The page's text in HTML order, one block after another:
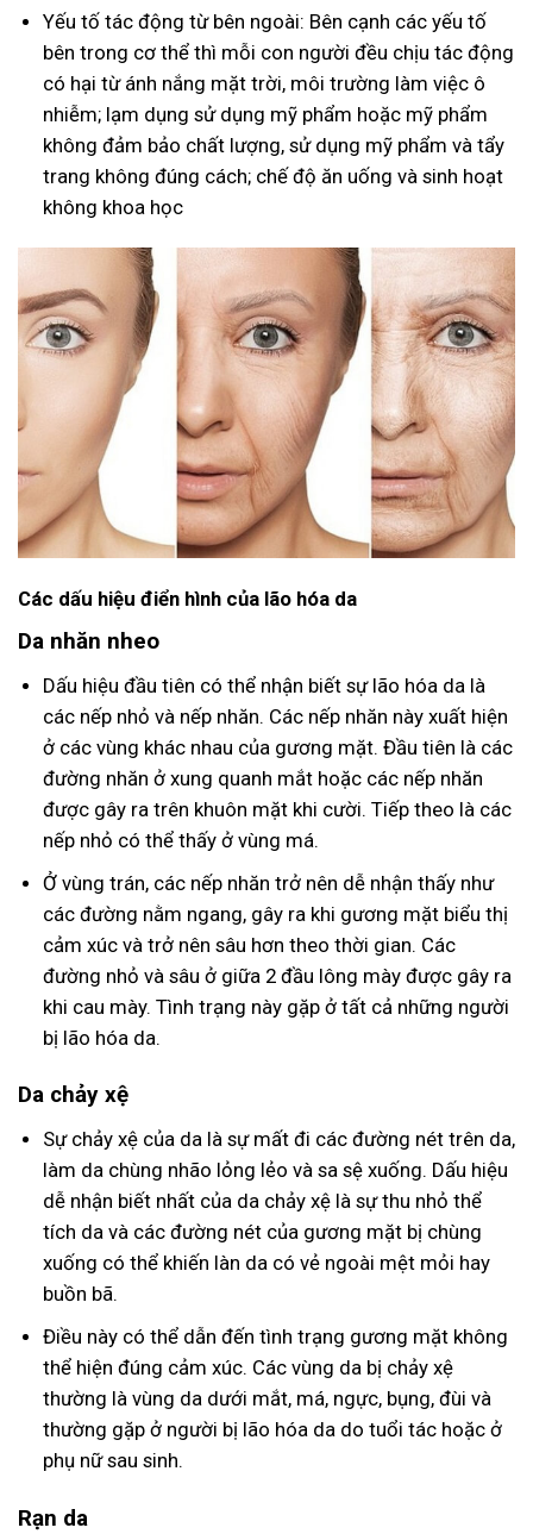
Yếu tố tác động từ bên ngoài: Bên cạnh các yếu tố
bên trong cơ thể thì mỗi con người đều chịu tác động
có hại từ ánh nắng mặt trời, môi trường làm việc ô
nhiễm; lạm dụng sử dụng mỹ phẩm hoặc mỹ phẩm
không đảm bảo chất lượng, sử dụng mỹ phẩm và tẩy
trang không đúng cách; chế độ ăn uống và sinh hoạt
không khoa học
Các dấu hiệu điển hình của lão hóa da
Da nhăn nheo
Dấu hiệu đầu tiên có thể nhận biết sự lão hóa da là
các nếp nhỏ và nếp nhăn. Các nếp nhăn này xuất hiện
ở các vùng khác nhau của gương mặt. Đầu tiên là các
đường nhăn ở xung quanh mắt hoặc các nếp nhăn
được gây ra trên khuôn mặt khi cười. Tiếp theo là các
nếp nhỏ có thể thấy ở vùng má.
Ở vùng trán, các nếp nhăn trở nên dễ nhận thấy như
các đường nằm ngang, gây ra khi gương mặt biểu thị
cảm xúc và trở nên sâu hơn theo thời gian. Các
đường nhỏ và sâu ở giữa 2 đầu lông mày được gây ra
khi cau mày. Tình trạng này gặp ở tất cả những người
bị lão hóa da.
Da chảy xệ
Sự chảy xệ của da là sự mất đi các đường nét trên da,
làm da chùng nhão lỏng lẻo và sa sệ xuống. Dấu hiệu
dễ nhận biết nhất của da chảy xệ là sự thu nhỏ thể
tích da và các đường nét của gương mặt bị chùng
xuống có thể khiến làn da có vẻ ngoài mệt mỏi hay
buồn bã.
Điều này có thể dẫn đến tình trạng gương mặt không
thể hiện đúng cảm xúc. Các vùng da bị chảy xệ
thường là vùng da dưới mắt, má, ngực, bụng, đùi và
thường gặp ở người bị lão hóa da do tuổi tác hoặc ở
phụ nữ sau sinh.
Rạn da